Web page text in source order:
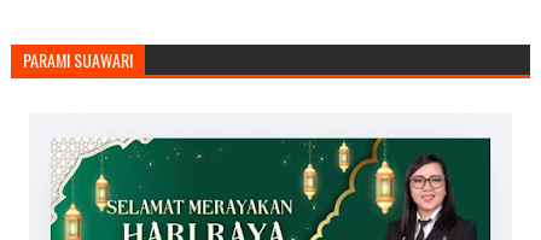
PARAMI SUAWARI